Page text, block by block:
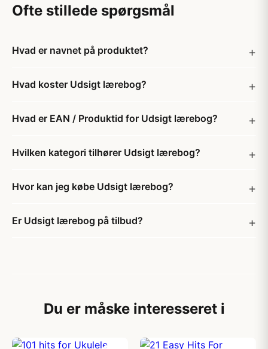
Ofte stillede spørgsmål
Hvad er navnet på produktet?
Hvad koster Udsigt lærebog?
Hvad er EAN / Produktid for Udsigt lærebog?
Hvilken kategori tilhører Udsigt lærebog?
Hvor kan jeg købe Udsigt lærebog?
Er Udsigt lærebog på tilbud?
Du er måske interesseret i